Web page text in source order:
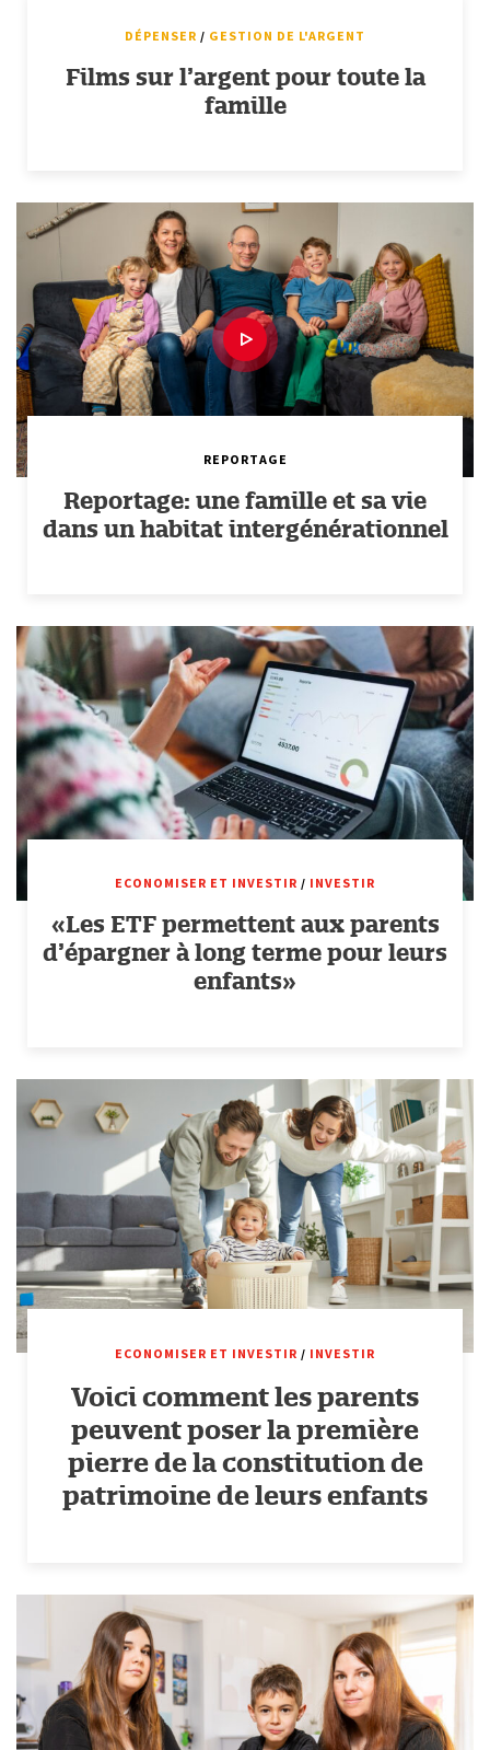
DÉPENSER / GESTION DE L'ARGENT
Films sur l’argent pour toute la
famille
REPORTAGE
Reportage: une famille et sa vie
dans un habitat intergénérationnel
ECONOMISER ET INVESTIR / INVESTIR
«Les ETF permettent aux parents
d’épargner à long terme pour leurs
enfants»
ECONOMISER ET INVESTIR / INVESTIR
Voici comment les parents
peuvent poser la première
pierre de la constitution de
patrimoine de leurs enfants